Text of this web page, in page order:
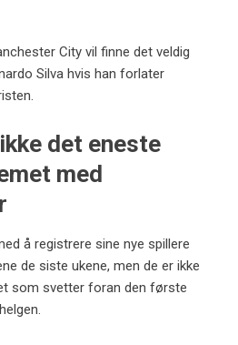
City vil finne det veldig
Silva hvis han forlater
det eneste
med
å registrere sine nye spillere
de siste ukene, men de er ikke
som svetter foran den første